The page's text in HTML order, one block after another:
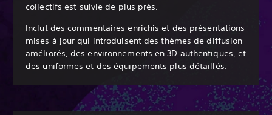
collectifs est suivie de plus près.
Inclut des commentaires enrichis et des présentations
mises à jour qui introduisent des thèmes de diffusion
améliorés, des environnements en 3D authentiques, et
des uniformes et des équipements plus détaillés.